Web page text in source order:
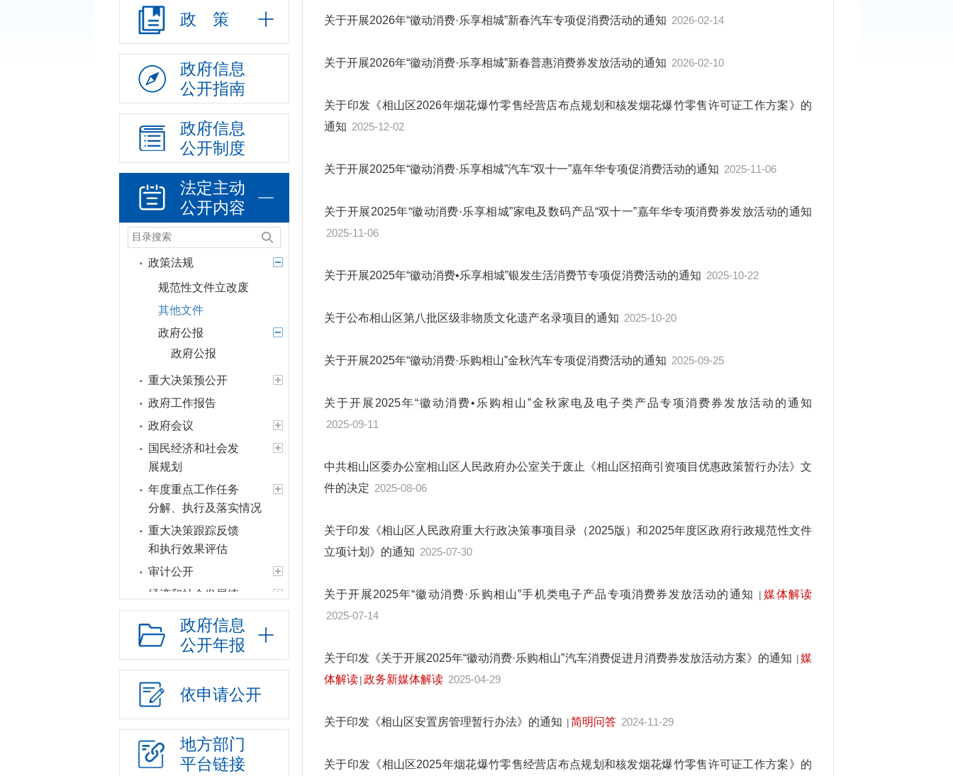
政 策
政府信息
公开指南
政府信息
公开制度
法定主动
公开内容
政策法规
规范性文件立改废
其他文件
政府公报
政府公报
重大决策预公开
政府工作报告
政府会议
国民经济和社会发
展规划
年度重点工作任务
分解、执行及落实情况
重大决策跟踪反馈
和执行效果评估
审计公开
经济和社会发展统
计信息
建议提案办理
政府领导
政府机构
人事信息
应急管理
政府集中采购
政府信息
公开年报
依申请公开
地方部门
平台链接
关于开展2026年“徽动消费·乐享相城”新春汽车专项促消费活动的通知 2026-02-14
关于开展2026年“徽动消费·乐享相城”新春普惠消费券发放活动的通知 2026-02-10
关于印发《相山区2026年烟花爆竹零售经营店布点规划和核发烟花爆竹零售许可证工作方案》的
通知 2025-12-02
关于开展2025年“徽动消费·乐享相城”汽车“双十一”嘉年华专项促消费活动的通知 2025-11-06
关于开展2025年“徽动消费·乐享相城”家电及数码产品“双十一”嘉年华专项消费券发放活动的通知
2025-11-06
关于开展2025年“徽动消费•乐享相城”银发生活消费节专项促消费活动的通知 2025-10-22
关于公布相山区第八批区级非物质文化遗产名录项目的通知 2025-10-20
关于开展2025年“徽动消费·乐购相山”金秋汽车专项促消费活动的通知 2025-09-25
关于开展2025年“徽动消费•乐购相山”金秋家电及电子类产品专项消费券发放活动的通知
2025-09-11
中共相山区委办公室相山区人民政府办公室关于废止《相山区招商引资项目优惠政策暂行办法》文
件的决定 2025-08-06
关于印发《相山区人民政府重大行政决策事项目录（2025版）和2025年度区政府行政规范性文件
立项计划》的通知 2025-07-30
关于开展2025年“徽动消费·乐购相山”手机类电子产品专项消费券发放活动的通知 | 媒体解读
2025-07-14
关于印发《关于开展2025年“徽动消费·乐购相山”汽车消费促进月消费券发放活动方案》的通知 |媒
体解读|政务新媒体解读 2025-04-29
关于印发《相山区安置房管理暂行办法》的通知 |简明问答 2024-11-29
关于印发《相山区2025年烟花爆竹零售经营店布点规划和核发烟花爆竹零售许可证工作方案》的